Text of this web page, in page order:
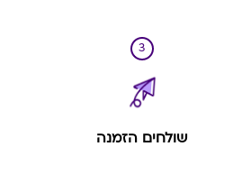
3
שולחים הזמנה